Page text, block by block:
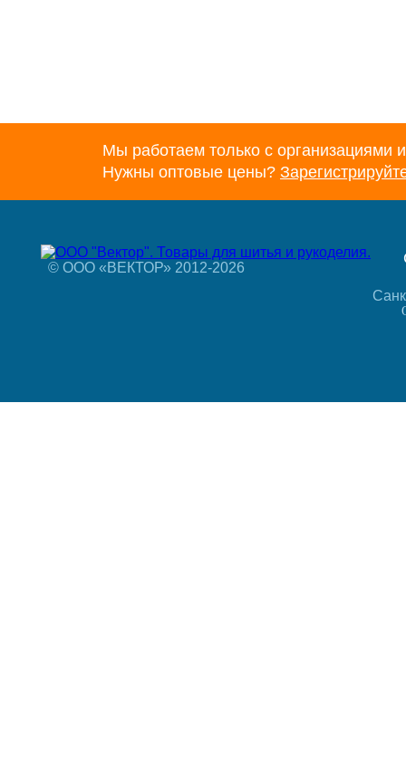
Мы работаем только с организациями
Нужны оптовые цены?
© ООО «ВЕКТОР» 2012-2026